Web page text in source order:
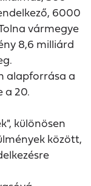
6000
vármegye
8,6 milliárd
alapforrása a
a 20.
különösen
között,